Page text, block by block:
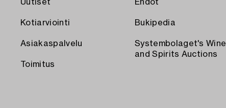
Uutiset
Kotiarviointi
Asiakaspalvelu
Toimitus
Ehdot
Bukipedia
Systembolaget's Wine
and Spirits Auctions